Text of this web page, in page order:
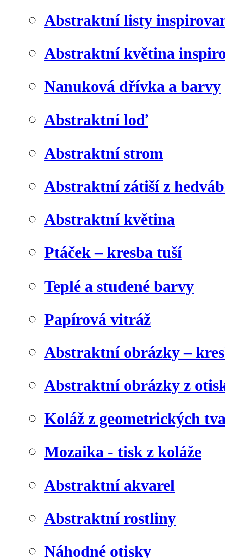
Abstraktní listy
Abstraktní květina
Nanuková dřívka a barvy
Abstraktní loď
Abstraktní strom
Abstraktní zátiší z
Abstraktní květina
Ptáček – kresba tuší
Teplé a studené barvy
Papírová vitráž
Abstraktní obrázky –
Abstraktní obrázky z
Koláž z geometrických
Mozaika - tisk z koláže
Abstraktní akvarel
Abstraktní rostliny
Náhodné otisky